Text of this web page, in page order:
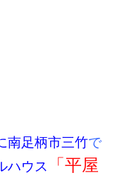
南足柄市三竹で
ハウス
「平屋